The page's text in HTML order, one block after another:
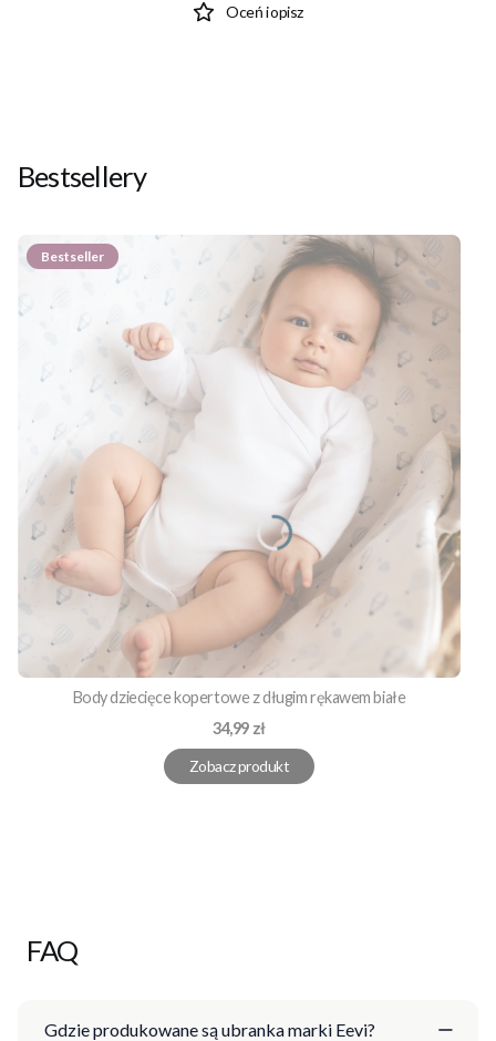
Oceń i opisz
Bestsellery
Bestseller
Body dziecięce kopertowe z długim rękawem białe
Cena
34,99 zł
Zobacz produkt
FAQ
Gdzie produkowane są ubranka marki Eevi?